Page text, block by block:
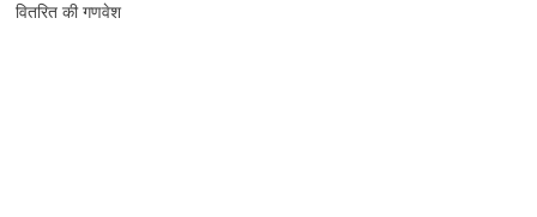
वितरित की गणवेश